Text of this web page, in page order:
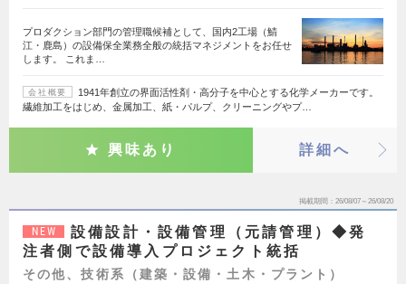
プロダクション部門の管理職候補として、国内2工場（鯖
江・鹿島）の設備保全業務全般の統括マネジメントをお任せ
します。 これま…
会社概要
1941年創立の界面活性剤・高分子を中心とする化学メーカーです。
繊維加工をはじめ、金属加工、紙・パルプ、クリーニングやプ…
興味あり 詳細へ
掲載期間 26/08/07～26/08/20
NEW
設備設計・設備管理（元請管理）◆発
注者側で設備導入プロジェクト統括
その他、技術系（建築・設備・土木・プラント）